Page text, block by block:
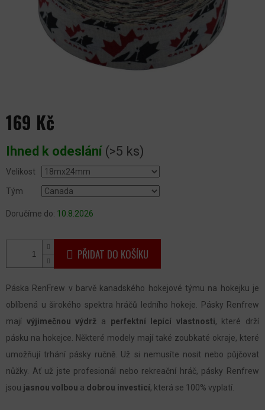
169 Kč
cena:
Ihned k odeslání (>5 ks)
Velikost
Tým
Doručíme do: 10.8.2026
PŘIDAT DO KOŠÍKU
Páska RenFrew v barvě kanadského hokejové týmu na hokejku je
oblíbená u širokého spektra hráčů ledního hokeje. Pásky Renfrew
mají výjimečnou výdrž a perfektní lepící vlastnosti, které drží
pásku na hokejce. Některé modely mají také zoubkaté okraje, které
umožňují trhání pásky ručně. Už si nemusíte nosit nebo půjčovat
nůžky. Ať už jste profesionál nebo rekreační hráč, pásky Renfrew
jsou jasnou volbou a dobrou investicí, která se 100% vyplatí.